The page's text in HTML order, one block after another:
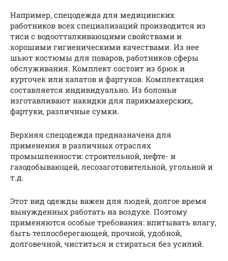
Например, спецодежда для медицинских
работников всех специализаций производится из
тиси с водоотталкивающими свойствами и
хорошими гигиеническими качествами. Из нее
шьют костюмы для поваров, работников сферы
обслуживания. Комплект состоит из брюк и
курточек или халатов и фартуков. Комплектация
составляется индивидуально. Из болоньи
изготавливают накидки для парикмахерских,
фартуки, различные сумки.
Верхняя спецодежда предназначена для
применения в различных отраслях
промышленности: строительной, нефте- и
газодобывающей, лесозаготовительной, угольной и
т.д.
Этот вид одежды важен для людей, долгое время
вынужденных работать на воздухе. Поэтому
применяются особые требования: впитывать влагу,
быть теплосберегающей, прочной, удобной,
долговечной, чиститься и стираться без усилий.